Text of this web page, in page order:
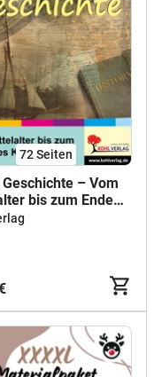
72Seiten
Geschichte – Vom
bis zum Ende
|
Sekundarstufe
5-9 Lösungen